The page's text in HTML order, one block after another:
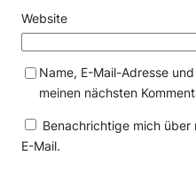
Website
Name, E-Mail-Adresse
meinen nächsten
Benachrichtige mich über
E-Mail.